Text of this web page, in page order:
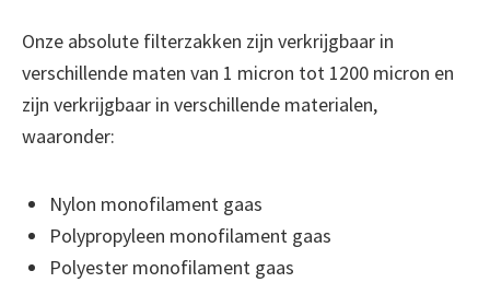
Onze absolute filterzakken zijn verkrijgbaar in
verschillende maten van 1 micron tot 1200 micron en
zijn verkrijgbaar in verschillende materialen,
waaronder:
Nylon monofilament gaas
Polypropyleen monofilament gaas
Polyester monofilament gaas